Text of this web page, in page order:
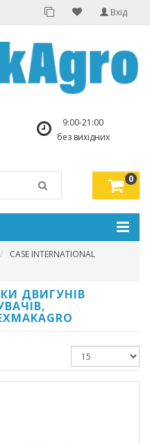
Вхід
9:00-21:00
без вихідних
0
CASE INTERNATIONAL
ДВИГУНІВ